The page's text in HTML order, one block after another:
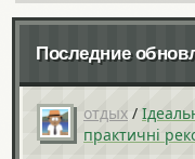
Последние
отдых /
практичні